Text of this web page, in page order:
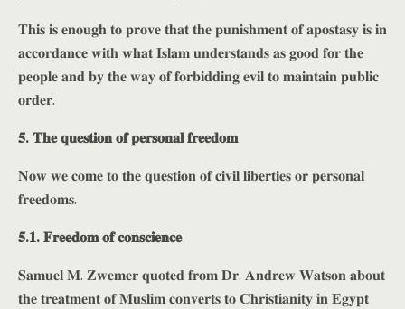
𝐓𝐡𝐢𝐬 𝐢𝐬 𝐞𝐧𝐨𝐮𝐠𝐡 𝐭𝐨 𝐩𝐫𝐨𝐯𝐞 𝐭𝐡𝐚𝐭 𝐭𝐡𝐞 𝐩𝐮𝐧𝐢𝐬𝐡𝐦𝐞𝐧𝐭 𝐨𝐟 𝐚𝐩𝐨𝐬𝐭𝐚𝐬𝐲 𝐢𝐬 𝐢𝐧
𝐚𝐜𝐜𝐨𝐫𝐝𝐚𝐧𝐜𝐞 𝐰𝐢𝐭𝐡 𝐰𝐡𝐚𝐭 𝐈𝐬𝐥𝐚𝐦 𝐮𝐧𝐝𝐞𝐫𝐬𝐭𝐚𝐧𝐝𝐬 𝐚𝐬 𝐠𝐨𝐨𝐝 𝐟𝐨𝐫 𝐭𝐡𝐞
𝐩𝐞𝐨𝐩𝐥𝐞 𝐚𝐧𝐝 𝐛𝐲 𝐭𝐡𝐞 𝐰𝐚𝐲 𝐨𝐟 𝐟𝐨𝐫𝐛𝐢𝐝𝐝𝐢𝐧𝐠 𝐞𝐯𝐢𝐥 𝐭𝐨 𝐦𝐚𝐢𝐧𝐭𝐚𝐢𝐧 𝐩𝐮𝐛𝐥𝐢𝐜
𝐨𝐫𝐝𝐞𝐫.
𝟓. 𝐓𝐡𝐞 𝐪𝐮𝐞𝐬𝐭𝐢𝐨𝐧 𝐨𝐟 𝐩𝐞𝐫𝐬𝐨𝐧𝐚𝐥 𝐟𝐫𝐞𝐞𝐝𝐨𝐦
𝐍𝐨𝐰 𝐰𝐞 𝐜𝐨𝐦𝐞 𝐭𝐨 𝐭𝐡𝐞 𝐪𝐮𝐞𝐬𝐭𝐢𝐨𝐧 𝐨𝐟 𝐜𝐢𝐯𝐢𝐥 𝐥𝐢𝐛𝐞𝐫𝐭𝐢𝐞𝐬 𝐨𝐫 𝐩𝐞𝐫𝐬𝐨𝐧𝐚𝐥
𝐟𝐫𝐞𝐞𝐝𝐨𝐦𝐬.
𝟓.𝟏. 𝐅𝐫𝐞𝐞𝐝𝐨𝐦 𝐨𝐟 𝐜𝐨𝐧𝐬𝐜𝐢𝐞𝐧𝐜𝐞
𝐒𝐚𝐦𝐮𝐞𝐥 𝐌. 𝐙𝐰𝐞𝐦𝐞𝐫 𝐪𝐮𝐨𝐭𝐞𝐝 𝐟𝐫𝐨𝐦 𝐃𝐫. 𝐀𝐧𝐝𝐫𝐞𝐰 𝐖𝐚𝐭𝐬𝐨𝐧 𝐚𝐛𝐨𝐮𝐭
𝐭𝐡𝐞 𝐭𝐫𝐞𝐚𝐭𝐦𝐞𝐧𝐭 𝐨𝐟 𝐌𝐮𝐬𝐥𝐢𝐦 𝐜𝐨𝐧𝐯𝐞𝐫𝐭𝐬 𝐭𝐨 𝐂𝐡𝐫𝐢𝐬𝐭𝐢𝐚𝐧𝐢𝐭𝐲 𝐢𝐧 𝐄𝐠𝐲𝐩𝐭